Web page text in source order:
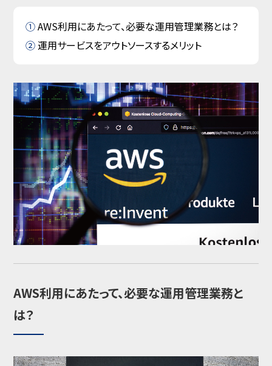
AWS利用にあたって、必要な運用管理業務とは？
運用サービスをアウトソースするメリット
AWS利用にあたって、必要な運用管理業務と
は？